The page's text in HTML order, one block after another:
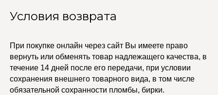
Условия возврата
При покупке онлайн через сайт Вы имеете право
вернуть или обменять товар надлежащего качества, в
течение 14 дней после его передачи, при условии
сохранения внешнего товарного вида, в том числе
обязательной сохранности пломбы, бирки.
УЧАСТВУЙТЕ В НАШЕЙ
СИСТЕМЕ ЛОЯЛЬНОСТИ
Регистрация